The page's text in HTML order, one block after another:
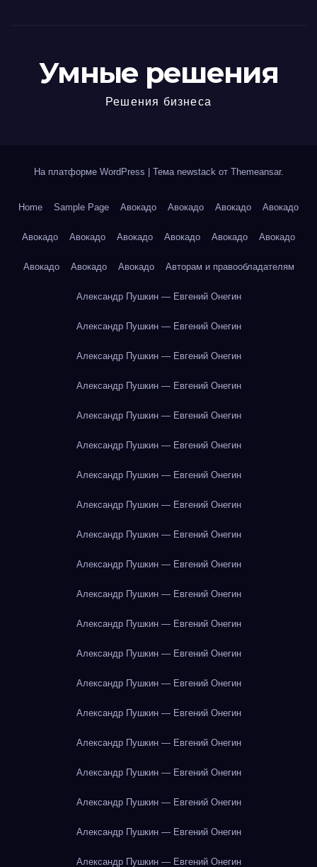
Умные решения
Решения бизнеса
На платформе WordPress Тема newstack от Themeansar.
Home Sample Page Авокадо Авокадо Авокадо Авокадо
Авокадо Авокадо Авокадо Авокадо Авокадо Авокадо
Авокадо Авокадо Авокадо Авторам и правообладателям
Александр Пушкин — Евгений Онегин
Александр Пушкин — Евгений Онегин
Александр Пушкин — Евгений Онегин
Александр Пушкин — Евгений Онегин
Александр Пушкин — Евгений Онегин
Александр Пушкин — Евгений Онегин
Александр Пушкин — Евгений Онегин
Александр Пушкин — Евгений Онегин
Александр Пушкин — Евгений Онегин
Александр Пушкин — Евгений Онегин
Александр Пушкин — Евгений Онегин
Александр Пушкин — Евгений Онегин
Александр Пушкин — Евгений Онегин
Александр Пушкин — Евгений Онегин
Александр Пушкин — Евгений Онегин
Александр Пушкин — Евгений Онегин
Александр Пушкин — Евгений Онегин
Александр Пушкин — Евгений Онегин
Александр Пушкин — Евгений Онегин
Александр Пушкин — Евгений Онегин